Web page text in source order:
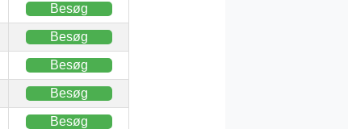
Besøg
Besøg
Besøg
Besøg
Besøg